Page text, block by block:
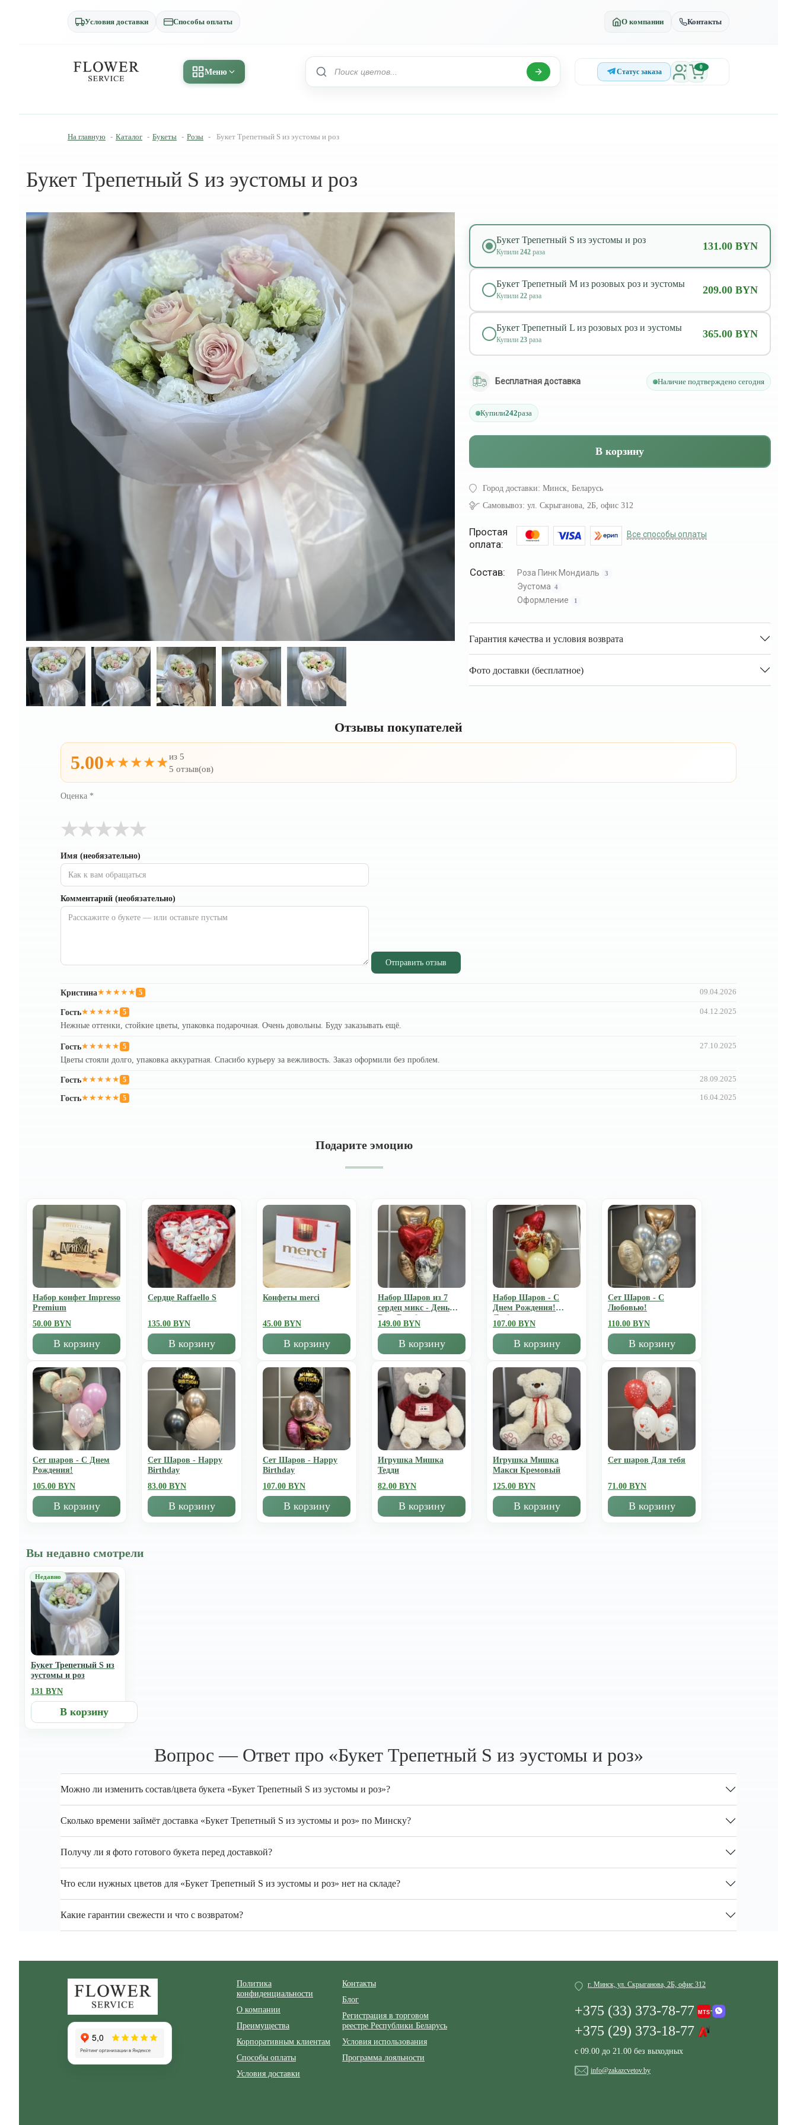
Условия доставки Способы оплаты О компании Контакты
Меню Статус заказа
0
На главную - Каталог - Букеты - Розы - Букет Трепетный S из эустомы и роз
Букет Трепетный S из эустомы и роз
Букет Трепетный S из эустомы и роз
Купили 242раза
131.00 BYN
Букет Трепетный M из розовых роз и эустомы
Купили 22раза
209.00 BYN
Букет Трепетный L из розовых роз и эустомы
Купили 23раза
365.00 BYN
Бесплатная доставка Наличие подтверждено сегодня
Купили242раза
В корзину
Город доставки: Минск, Беларусь
Самовывоз: ул. Скрыганова, 2Б, офис 312
Простая
оплата:
Все способы оплаты
Состав: Роза Пинк Мондиаль 3
Эустома 4
Оформление 1
Гарантия качества и условия возврата
Фото доставки (бесплатное)
Отзывы покупателей
5.00★★★★★из 5
5 отзыв(ов)
Оценка *
★
★
★
★
★
Имя (необязательно)
Комментарий (необязательно)
Отправить отзыв
Кристина★★★★★ 5 09.04.2026
Гость★★★★★ 5 04.12.2025
Нежные оттенки, стойкие цветы, упаковка подарочная. Очень довольны. Буду заказывать ещё.
Гость★★★★★ 5 27.10.2025
Цветы стояли долго, упаковка аккуратная. Спасибо курьеру за вежливость. Заказ оформили без проблем.
Гость★★★★★ 5 28.09.2025
Гость★★★★★ 5 16.04.2025
Подарите эмоцию
Набор конфет Impresso
Premium
50.00 BYN
В корзину
Сердце Raffaello S
135.00 BYN
В корзину
Конфеты merci
45.00 BYN
В корзину
Набор Шаров из 7
сердец микс - День
Всех Влюбленных
149.00 BYN
В корзину
Набор Шаров - С
Днем Рождения!
Люблю
107.00 BYN
В корзину
Сет Шаров - С
Любовью!
110.00 BYN
В корзину
Сет шаров - С Днем
Рождения!
105.00 BYN
В корзину
Сет Шаров - Happy
Birthday
83.00 BYN
В корзину
Сет Шаров - Happy
Birthday
107.00 BYN
В корзину
Игрушка Мишка
Тедди
82.00 BYN
В корзину
Игрушка Мишка
Mакси Кремовый
125.00 BYN
В корзину
Сет шаров Для тебя
71.00 BYN
В корзину
Вы недавно смотрели
Букет Трепетный S из
эустомы и роз
131 BYN
В корзину
Вопрос — Ответ про «Букет Трепетный S из эустомы и роз»
Можно ли изменить состав/цвета букета «Букет Трепетный S из эустомы и роз»?
Сколько времени займёт доставка «Букет Трепетный S из эустомы и роз» по Минску?
Получу ли я фото готового букета перед доставкой?
Что если нужных цветов для «Букет Трепетный S из эустомы и роз» нет на складе?
Какие гарантии свежести и что с возвратом?
Политика
конфиденциальности
О компании
Преимущества
Корпоративным клиентам
Способы оплаты
Условия доставки
Контакты
Блог
Регистрация в торговом
реестре Республики Беларусь
Условия использования
Программа лояльности
г. Минск, ул. Скрыганова, 2Б, офис 312
+375 (33) 373-78-77
+375 (29) 373-18-77
с 09.00 до 21.00 без выходных
info@zakazcvetov.by